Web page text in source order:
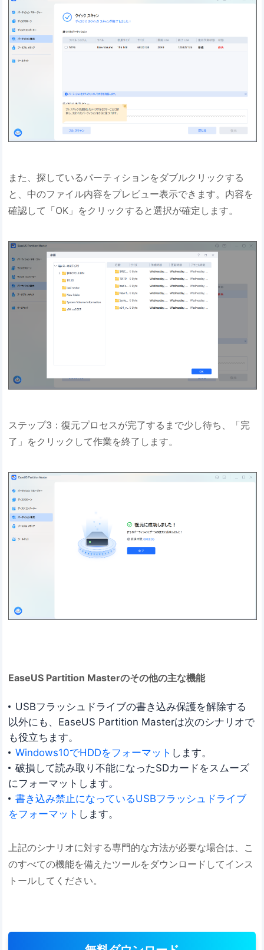
また、探しているパーティションをダブルクリックする
と、中のファイル内容をプレビュー表示できます。内容を
確認して「OK」をクリックすると選択が確定します。
ステップ3：復元プロセスが完了するまで少し待ち、「完
了」をクリックして作業を終了します。
EaseUS Partition Masterのその他の主な機能
USBフラッシュドライブの書き込み保護を解除する
以外にも、EaseUS Partition Masterは次のシナリオで
も役立ちます。
Windows10でHDDをフォーマット します。
破損して読み取り不能になったSDカードをスムーズ
にフォーマットします。
書き込み禁止になっているUSBフラッシュドライブ
をフォーマット します。
上記のシナリオに対する専門的な方法が必要な場合は、こ
のすべての機能を備えたツールをダウンロードしてインス
トールしてください。